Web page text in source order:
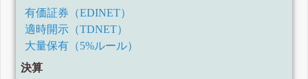
有価証券（EDINET）
適時開示（TDNET）
大量保有（5%ルール）
決算